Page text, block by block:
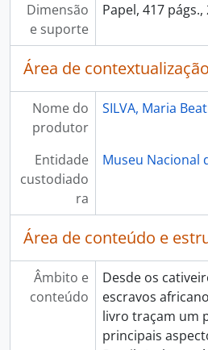
Dimensão
e suporte
Papel, 417 págs.,
Área de contextualização
Nome do
produtor
SILVA, Maria
Entidade
custodiado
ra
Museu Nacional
Área de conteúdo e
Âmbito e
conteúdo
Desde os
escravos
livro traçam um
principais